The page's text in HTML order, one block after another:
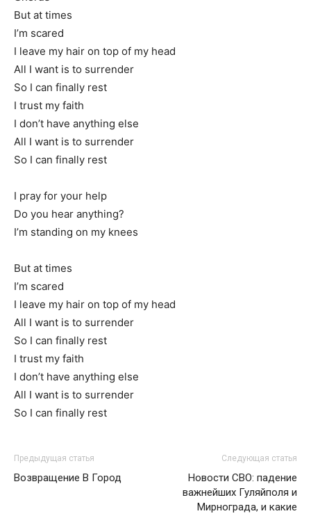
But at times
I’m scared
I leave my hair on top of my head
All I want is to surrender
So I can finally rest
I trust my faith
I don’t have anything else
All I want is to surrender
So I can finally rest
I pray for your help
Do you hear anything?
I’m standing on my knees
But at times
I’m scared
I leave my hair on top of my head
All I want is to surrender
So I can finally rest
I trust my faith
I don’t have anything else
All I want is to surrender
So I can finally rest
Предыдущая статья
Возвращение В Город
Следующая статья
Новости СВО: падение
важнейших Гуляйполя и
Мирнограда, и какие